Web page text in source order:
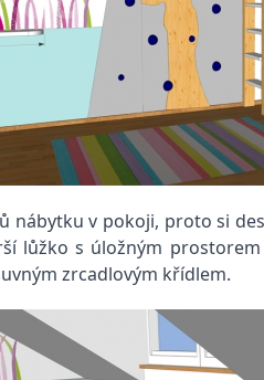
nábytku v pokoji, proto si
lůžko s úložným
zrcadlovým křídlem.